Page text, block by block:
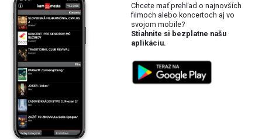
Chcete mať prehľad o najnovších
filmoch alebo koncertoch aj vo
svojom mobile?
Stiahnite si bezplatne našu
aplikáciu.